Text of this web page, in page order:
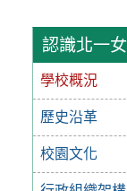
認識北一女
學校概況
歷史沿革
校園文化